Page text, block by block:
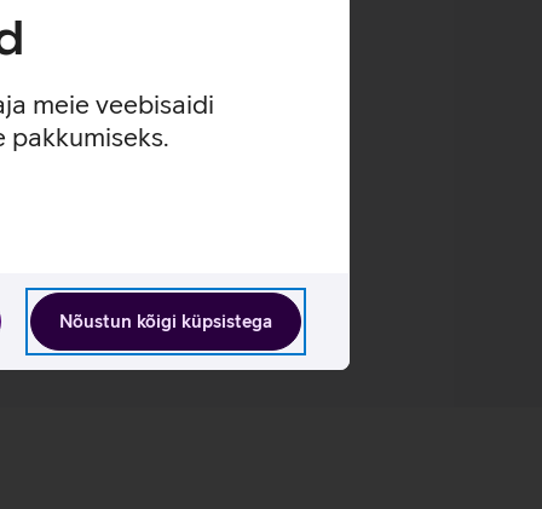
meie veebisaidi
pakkumiseks.
Nõustun kõigi küpsistega